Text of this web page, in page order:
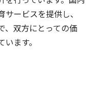
ービスを提供し、
、双方にとっての価
ます。